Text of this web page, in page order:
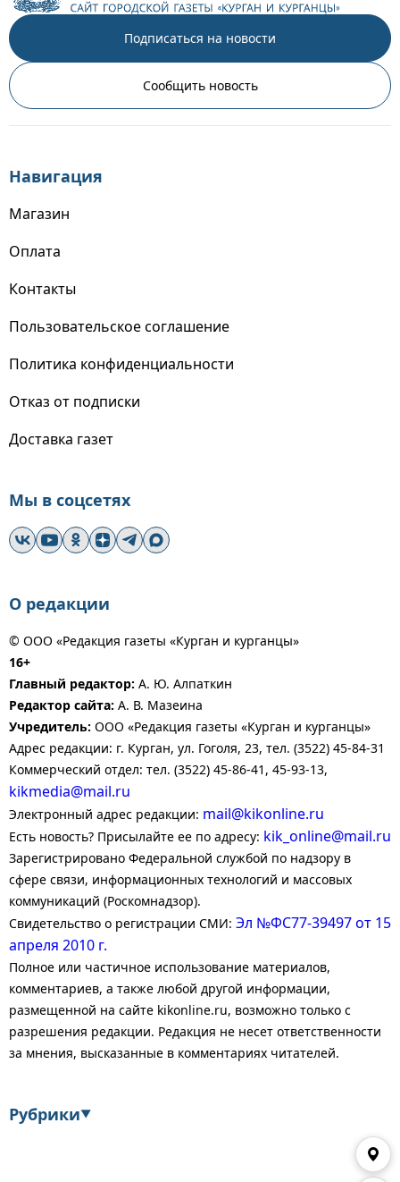
Подписаться на новости
Сообщить новость
Навигация
Магазин
Оплата
Контакты
Пользовательское соглашение
Политика конфиденциальности
Отказ от подписки
Доставка газет
Мы в соцсетях
О редакции
© ООО «Редакция газеты «Курган и курганцы»
16+
Главный редактор: А. Ю. Алпаткин
Редактор сайта: А. В. Мазеина
Учредитель: ООО «Редакция газеты «Курган и курганцы»
Адрес редакции: г. Курган, ул. Гоголя, 23, тел. (3522) 45-84-31
Коммерческий отдел: тел. (3522) 45-86-41, 45-93-13,
kikmedia@mail.ru
Электронный адрес редакции: mail@kikonline.ru
Есть новость? Присылайте ее по адресу: kik_online@mail.ru
Зарегистрировано Федеральной службой по надзору в
сфере связи, информационных технологий и массовых
коммуникаций (Роскомнадзор).
Свидетельство о регистрации СМИ: Эл №ФС77-39497 от 15
апреля 2010 г.
Полное или частичное использование материалов,
комментариев, а также любой другой информации,
размещенной на сайте kikonline.ru, возможно только с
разрешения редакции. Редакция не несет ответственности
за мнения, высказанные в комментариях читателей.
Рубрики▼